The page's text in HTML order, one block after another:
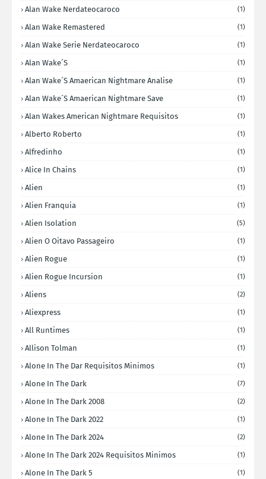
Alan Wake Nerdateocaroco (1)
Alan Wake Remastered (1)
Alan Wake Serie Nerdateocaroco (1)
Alan Wake´s (1)
Alan Wake´s Amaerican Nightmare Analise (1)
Alan Wake´s Amaerican Nightmare Save (1)
Alan Wakes American Nightmare Requisitos (1)
Alberto Roberto (1)
Alfredinho (1)
Alice In Chains (1)
Alien (1)
Alien Franquia (1)
Alien Isolation (5)
Alien O Oitavo Passageiro (1)
Alien Rogue (1)
Alien Rogue Incursion (1)
Aliens (2)
Aliexpress (1)
All Runtimes (1)
Allison Tolman (1)
Alone In The Dar Requisitos Minimos (1)
Alone In The Dark (7)
Alone In The Dark 2008 (2)
Alone In The Dark 2022 (1)
Alone In The Dark 2024 (2)
Alone In The Dark 2024 Requisitos Minimos (1)
Alone In The Dark 5 (1)